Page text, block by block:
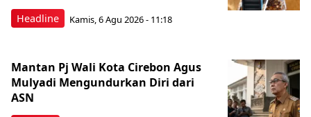
Headline Kamis, 6 Agu 2026 - 11:18
Mantan Pj Wali Kota Cirebon Agus
Mulyadi Mengundurkan Diri dari
ASN